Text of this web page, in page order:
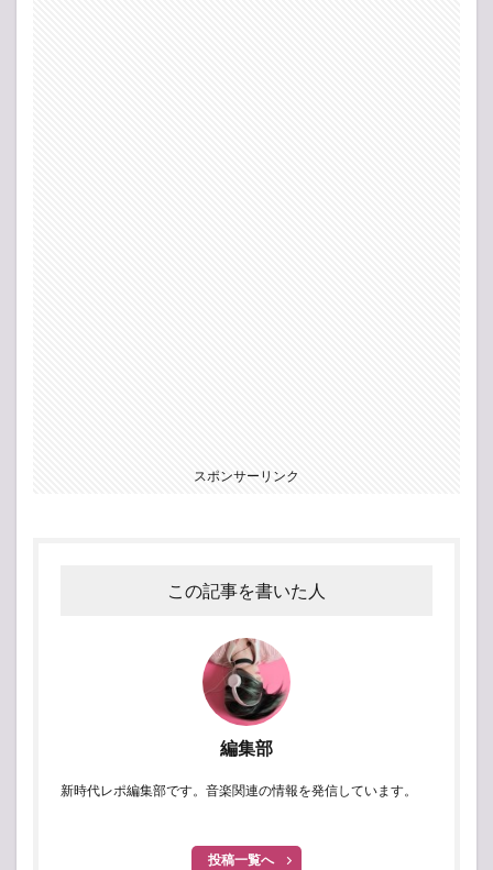
スポンサーリンク
この記事を書いた人
編集部
新時代レポ編集部です。音楽関連の情報を発信しています。
投稿一覧へ